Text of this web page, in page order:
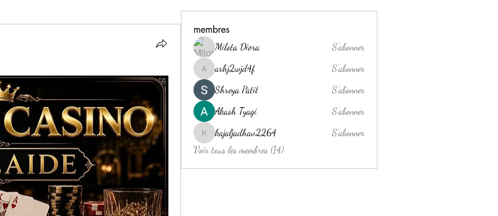
membres
Milota Diora S'abonner
arhj2wjd4f
arhj2wjd4f
S'abonner
Shreya Patil
S'abonner
Akash Tyagi
S'abonner
kajaljadhav2264
kajaljadhav2264
S'abonner
Voir tous les membres (14)